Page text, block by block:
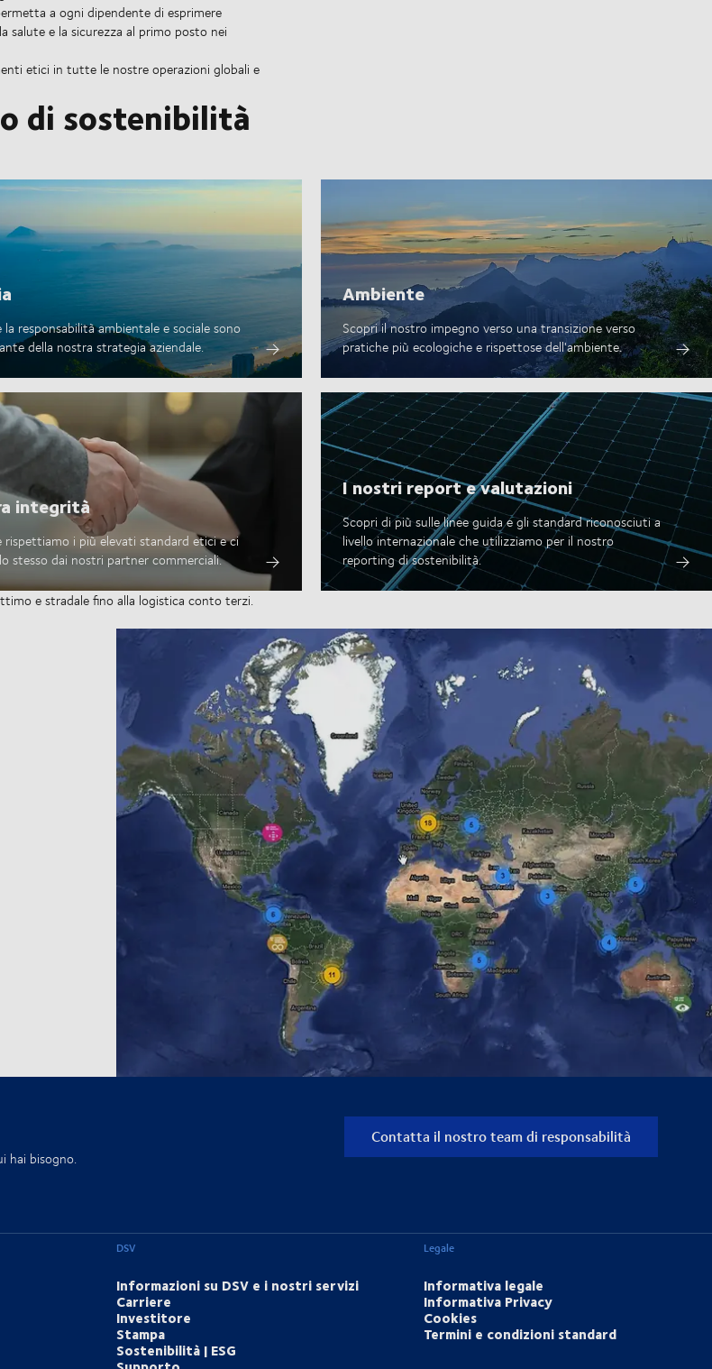
a ogni dipendente di esprimere
salute e la sicurezza al primo posto nei
etici in tutte le nostre operazioni globali e
di sostenibilità
la responsabilità ambientale e sociale sono
della nostra strategia aziendale.
Ambiente
Scopri il nostro impegno verso una transizione verso
pratiche più ecologiche e rispettose dell'ambiente.
integrità
rispettiamo i più elevati standard etici e ci
stesso dai nostri partner commerciali.
I nostri report e valutazioni
Scopri di più sulle linee guida e gli standard riconosciuti a
livello internazionale che utilizziamo per il nostro
reporting di sostenibilità.
e stradale fino alla logistica conto terzi.
hai bisogno.
Contatta il nostro team di responsabilità
DSV
Informazioni su DSV e i nostri servizi
Carriere
Investitore
Stampa
Sostenibilità | ESG
Legale
Informativa legale
Informativa Privacy
Cookies
Termini e condizioni standard